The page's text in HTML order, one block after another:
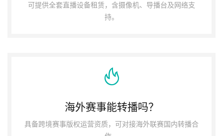
可提供全套直播设备租赁，含摄像机、导播台及网络支
持。
海外赛事能转播吗？
具备跨境赛事版权运营资质，可对接海外联赛国内转播合